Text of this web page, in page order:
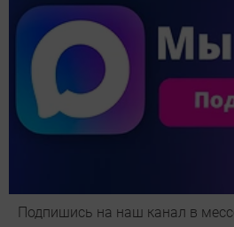
Подпишись на наш канал в